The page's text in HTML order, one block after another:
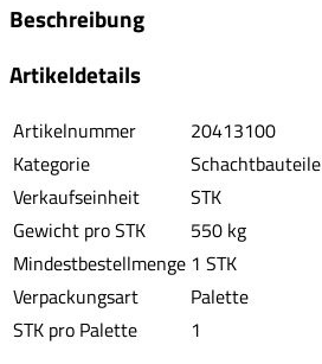
Beschreibung
Artikeldetails
Artikelnummer
20413100
Kategorie
Schachtbauteile
Verkaufseinheit
STK
Gewicht pro STK
550 kg
Mindestbestellmenge 1 STK
Verpackungsart
Palette
STK pro Palette
1